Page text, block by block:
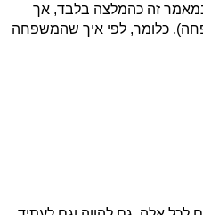
זה כהמלצה בלבד, אך
כלומר, לפי איך שהמשפחה